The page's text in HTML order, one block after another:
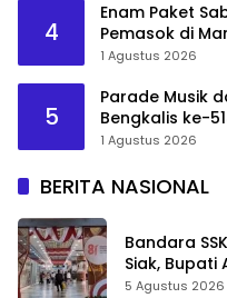
4
Enam Paket
Pemasok di
1 Agustus 2026
5
Parade Musik
Bengkalis ke-
1 Agustus 2026
BERITA NASIONAL
Bandara
Siak, Bupati
Sejarah Riau
5 Agustus 2026